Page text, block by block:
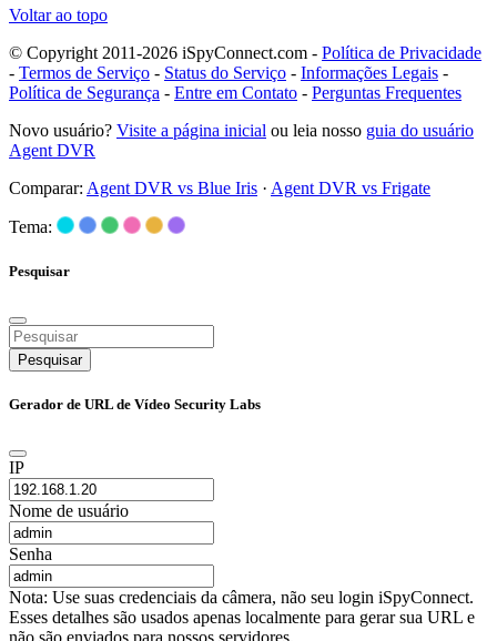
Voltar ao topo
© Copyright 2011-2026 iSpyConnect.com - Política de Privacidade
- Termos de Serviço - Status do Serviço - Informações Legais -
Política de Segurança - Entre em Contato - Perguntas Frequentes
Novo usuário? Visite a página inicial ou leia nosso guia do usuário
Agent DVR
Comparar: Agent DVR vs Blue Iris · Agent DVR vs Frigate
Tema:
Pesquisar
Pesquisar
Gerador de URL de Vídeo Security Labs
IP
Nome de usuário
Senha
Nota: Use suas credenciais da câmera, não seu login iSpyConnect.
Esses detalhes são usados apenas localmente para gerar sua URL e
não são enviados para nossos servidores.